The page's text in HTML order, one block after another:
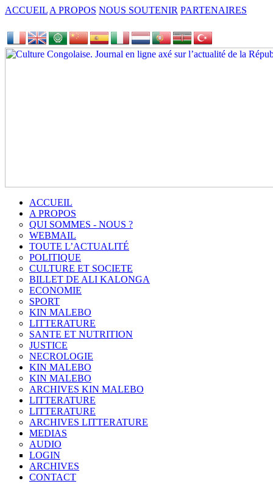
ACCUEIL A PROPOS NOUS SOUTENIR PARTENAIRES
ACCUEIL
A PROPOS
QUI SOMMES - NOUS ?
WEBMAIL
TOUTE L’ACTUALITÉ
POLITIQUE
CULTURE ET SOCIETE
BILLET DE ALI KALONGA
ECONOMIE
SPORT
KIN MALEBO
LITTERATURE
SANTE ET NUTRITION
JUSTICE
NECROLOGIE
KIN MALEBO
KIN MALEBO
ARCHIVES KIN MALEBO
LITTERATURE
LITTERATURE
ARCHIVES LITTERATURE
MEDIAS
AUDIO
LOGIN
ARCHIVES
CONTACT